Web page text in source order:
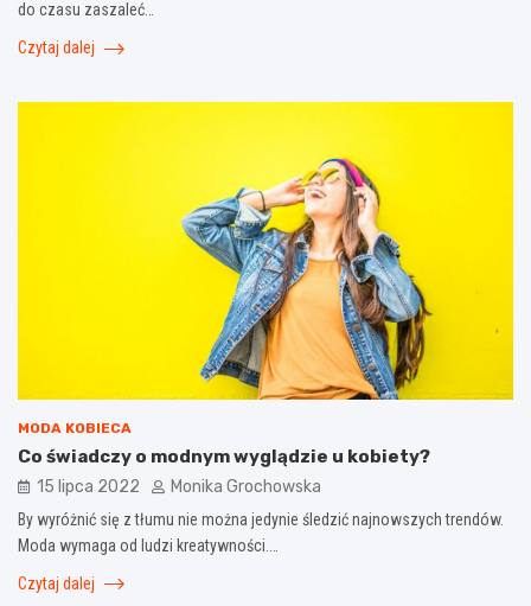
do czasu zaszaleć…
Czytaj dalej
MODA KOBIECA
Co świadczy o modnym wyglądzie u kobiety?
15 lipca 2022 Monika Grochowska
By wyróżnić się z tłumu nie można jedynie śledzić najnowszych trendów.
Moda wymaga od ludzi kreatywności.…
Czytaj dalej